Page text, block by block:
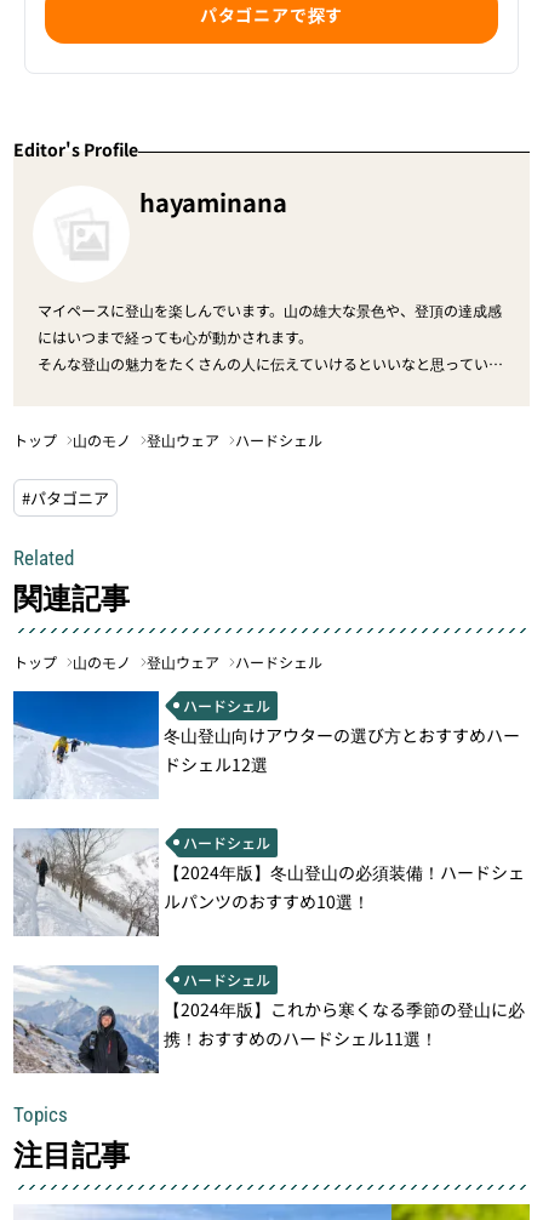
パタゴニアで探す
Editor's Profile
hayaminana
マイペースに登山を楽しんでいます。山の雄大な景色や、登頂の達成感
にはいつまで経っても心が動かされます。
そんな登山の魅力をたくさんの人に伝えていけるといいなと思っていま
トップ 山のモノ 登山ウェア ハードシェル
#パタゴニア
Related
関連記事
トップ 山のモノ 登山ウェア ハードシェル
ハードシェル
冬山登山向けアウターの選び方とおすすめハー
ドシェル12選
ハードシェル
【2024年版】冬山登山の必須装備！ハードシェ
ルパンツのおすすめ10選！
ハードシェル
【2024年版】これから寒くなる季節の登山に必
携！おすすめのハードシェル11選！
Topics
注目記事